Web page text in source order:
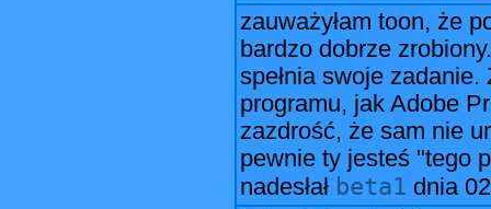
zauważyłam toon, że
bardzo dobrze
spełnia swoje
programu, jak Adobe
zazdrość, że sam nie
pewnie ty jesteś "tego
nadesłał beta1 dnia